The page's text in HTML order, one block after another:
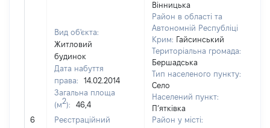
6
Вид об'єкта:
Житловий
будинок
Дата набуття
права:
14.02.2014
Загальна площа
(м2):
46,4
Реєстраційний
Вінницька
Район в області та
Автономній Республіці
Крим: Гайсинський
Територіальна громада:
Бершадська
Тип населеного пункту:
Село
Населений пункт:
П’ятківка
Район у місті: